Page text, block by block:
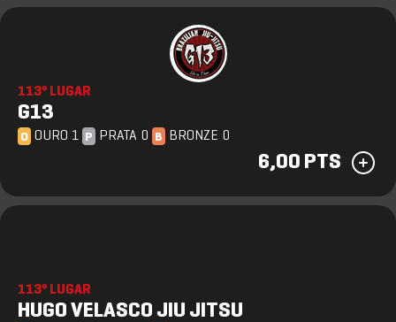
113º LUGAR
G13
O OURO 1 P PRATA 0 B BRONZE 0
6,00 PTS
113º LUGAR
HUGO VELASCO JIU JITSU